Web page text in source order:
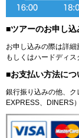
■ツアーのお申し込
お申し込みの際は詳
もしくはハードディス
■お支払い方法につ
銀行振り込みの他、
EXPRESS、DINERS